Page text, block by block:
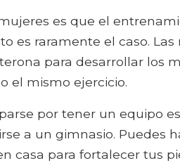
es que el
es raramente el caso.
para desarrollar los
el mismo ejercicio.
por tener un equipo
a un gimnasio. Puedes
casa para fortalecer tus